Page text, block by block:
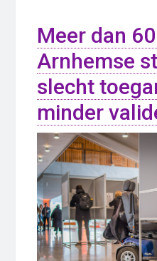
Meer dan
Arnhemse
slecht
minder